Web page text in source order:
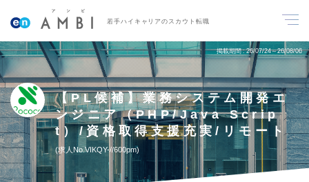
若手ハイキャリアのスカウト転職
掲載期間 26/07/24～26/08/06
【PL候補】業務システム開発エ
ンジニア（PHP/Java Scrip
t）/資格取得支援充実/リモート
求人No.VIKQY-//600pm